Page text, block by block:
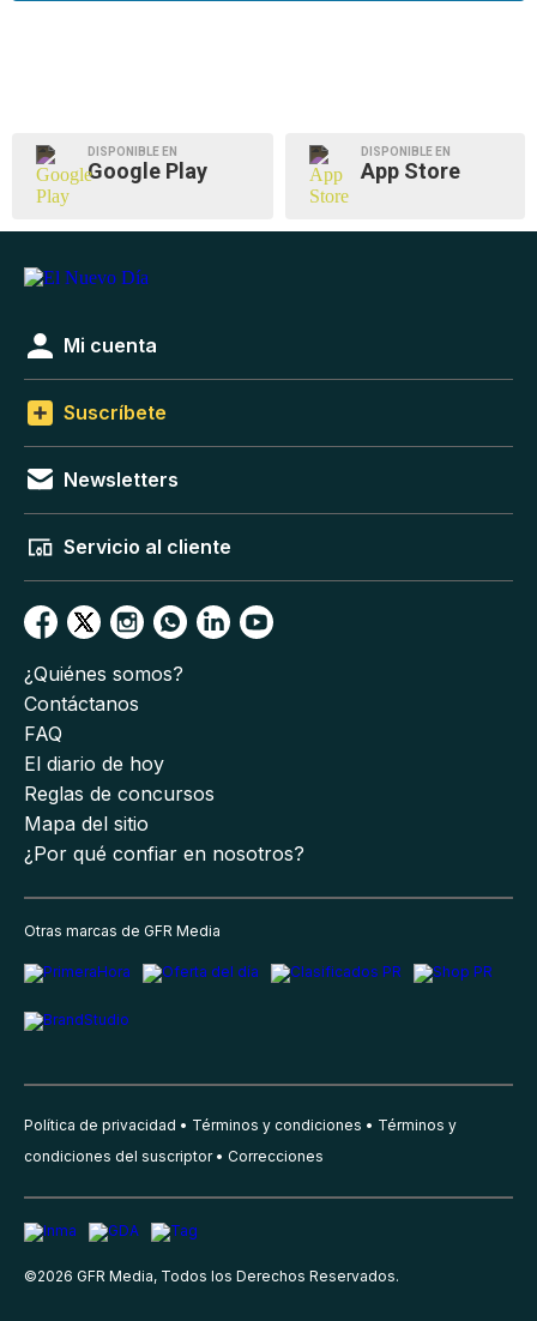
DISPONIBLE EN
Google Play
DISPONIBLE EN
App Store
Mi cuenta
Suscríbete
Newsletters
Servicio al cliente
¿Quiénes somos?
Contáctanos
FAQ
El diario de hoy
Reglas de concursos
Mapa del sitio
¿Por qué confiar en nosotros?
Otras marcas de GFR Media
Política de privacidad Términos y condiciones
Términos y
condiciones del suscriptor
Correcciones
©2026 GFR Media, Todos los Derechos Reservados.